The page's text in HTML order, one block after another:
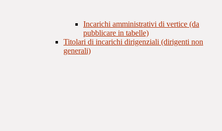
Incarichi amministrativi di vertice (da
pubblicare in tabelle)
Titolari di incarichi dirigenziali (dirigenti non
generali)